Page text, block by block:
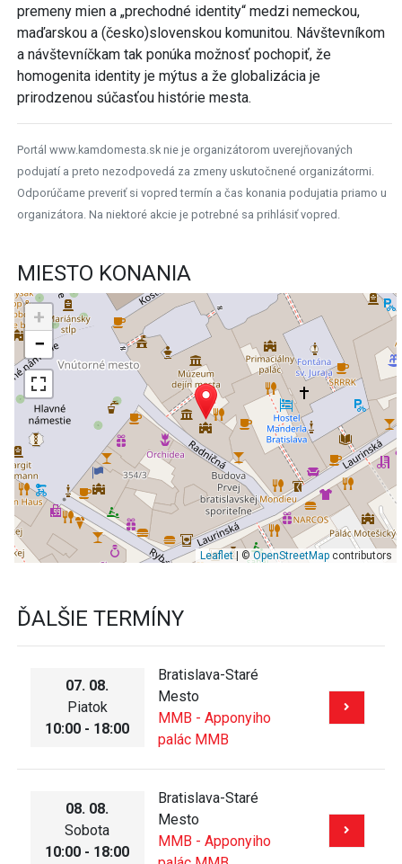
premeny mien a „prechodné identity“ medzi nemeckou,
maďarskou a (česko)slovenskou komunitou. Návštevníkom
a návštevníčkam tak ponúka možnosť pochopiť, že
homogenita identity je mýtus a že globalizácia je
prirodzenou súčasťou histórie mesta.
Portál www.kamdomesta.sk nie je organizátorom uverejňovaných
podujatí a preto nezodpovedá za zmeny uskutočnené organizátormi.
Odporúčame preveriť si vopred termín a čas konania podujatia priamo u
organizátora. Na niektoré akcie je potrebné sa prihlásiť vopred.
MIESTO KONANIA
+
−
Leaflet| ©OpenStreetMapcontributors
ĎALŠIE TERMÍNY
07. 08.
Piatok
10:00 - 18:00
Bratislava-Staré
Mesto
MMB - Apponyiho
palác MMB
08. 08.
Sobota
10:00 - 18:00
Bratislava-Staré
Mesto
MMB - Apponyiho